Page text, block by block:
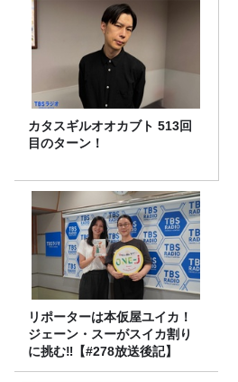
カタスギルオオカブト 513回
目のターン！
リポーターは本仮屋ユイカ！
ジェーン・スーがスイカ割り
に挑む‼【#278放送後記】